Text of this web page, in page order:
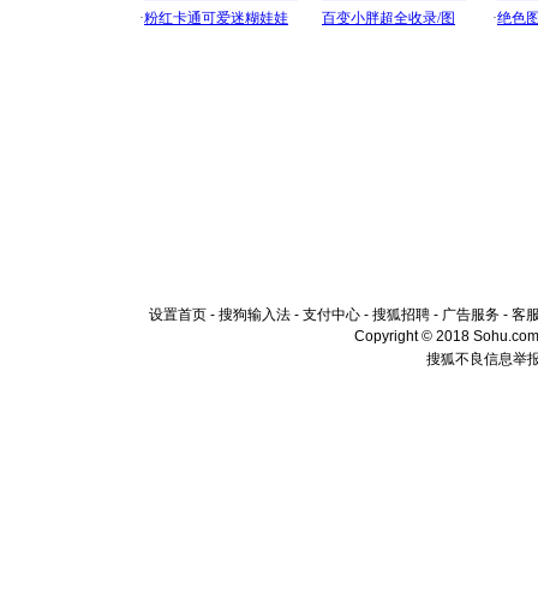
设置首页 - 搜狗输入法 - 支付中心 - 搜狐招聘 - 广告服务 - 客
Copyright © 2018
搜狐不良信息举